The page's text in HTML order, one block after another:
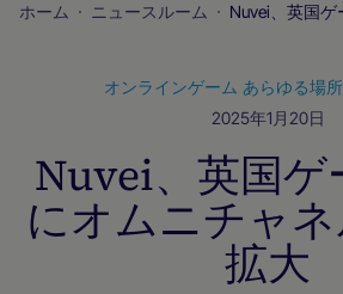
ジ
ホーム ニュースルーム
オンラインゲーム あらゆる場
2025年1月20日
Nuvei、英国ゲ
にオムニチャ
拡大